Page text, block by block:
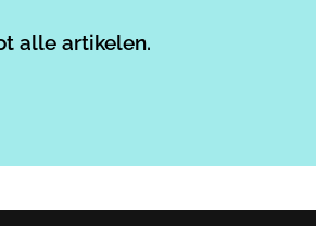
alle artikelen.